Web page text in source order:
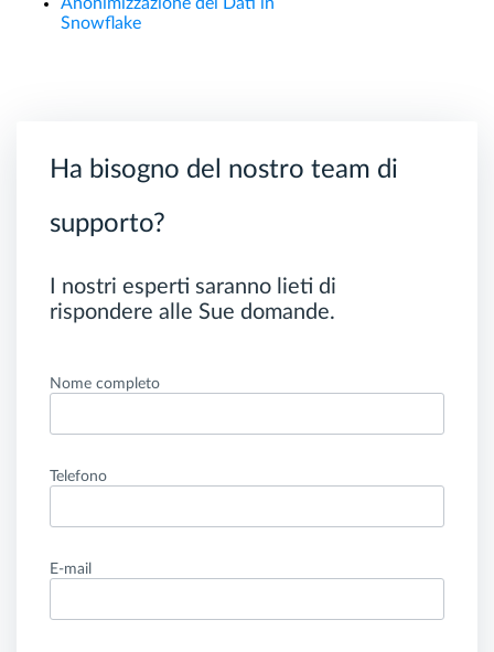
Snowflake
Ha bisogno del nostro team di
supporto?
I nostri esperti saranno lieti di
rispondere alle Sue domande.
Nome completo
Telefono
E-mail